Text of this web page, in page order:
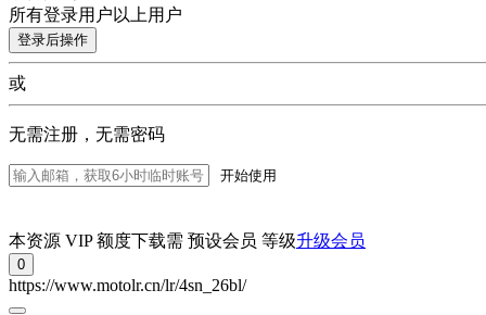
所有登录用户以上用户
登录后操作
或
无需注册，无需密码
开始使用
本资源 VIP 额度下载需 预设会员 等级升级会员
0
https://www.motolr.cn/lr/4sn_26bl/